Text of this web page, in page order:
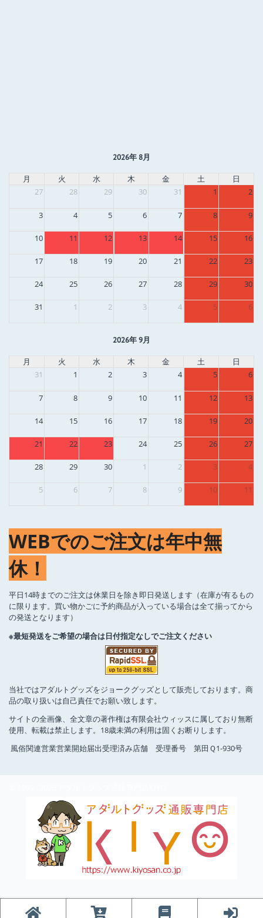
2026年 8月
月 火 水 木 金 土
日
27
28 29 30 31 1 2
3 4 5 6 7 8 9
10 11 12 13 14 15 16
17 18 19 20 21 22 23
24 25 26 27 28 29 30
31 1 2 3 4 5 6
2026年 9月
月 火 水 木 金 土
日
31
1 2 3 4 5 6
7 8 9 10 11 12 13
14 15 16 17 18 19 20
21 22 23 24 25 26 27
28 29 30 1 2 3 4
5 6 7 8 9 10 11
WEBでのご注文は年中無
休！
平日14時までのご注文は休業日を除き即日発送します（在庫が有るもの
に限ります。買い物かごに予約商品が入っている場合は全て揃ってから
の発送となります）
※最短発送をご希望の場合は日付指定なしでご注文ください
当社ではアダルトグッズをジョークグッズとして販売しております。商
品の取り扱いは自己責任でお願い致します。
サイトの全画像、全文章の著作権は有限会社ウィッスに属しており無断
使用、転載は禁止します。18歳未満の利用は固くお断りします。
風俗関連営業営業開始届出受理済み店舗 受理番号 第田Ｑ1-930号